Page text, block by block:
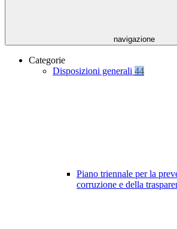
navigazione
Categorie
Disposizioni generali 44
Piano triennale per la
corruzione e della